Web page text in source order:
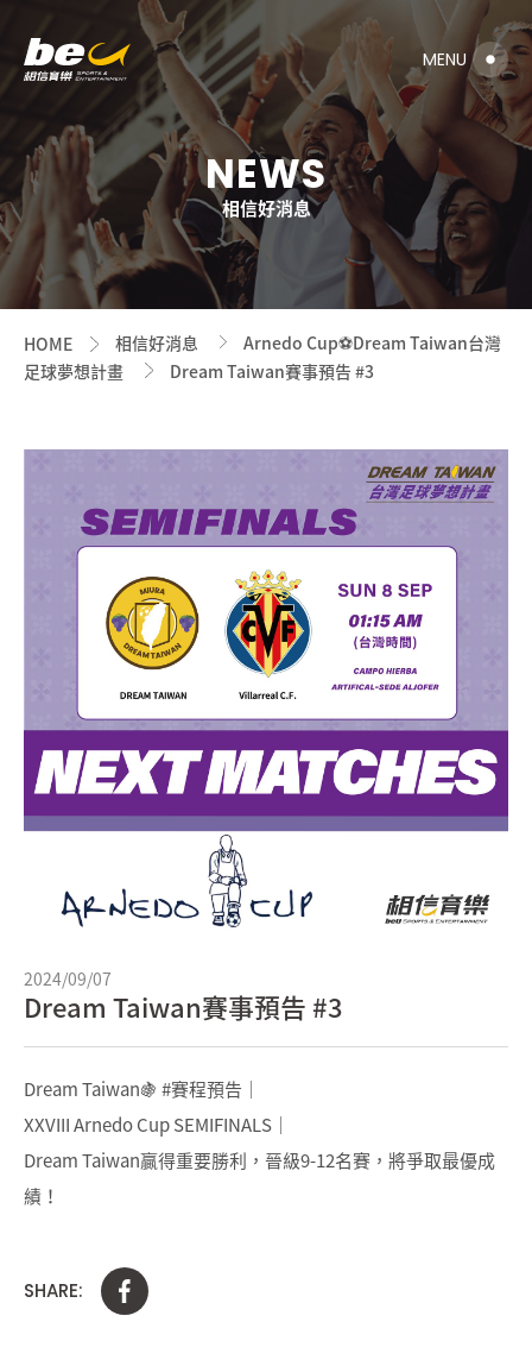
NEWS
相信好消息
HOME 相信好消息
Arnedo Cup⚽️Dream Taiwan台灣
足球夢想計畫
Dream Taiwan賽事預告 #3
2024/09/07
Dream Taiwan賽事預告 #3
Dream Taiwan🍇 #賽程預告｜
XXVIII Arnedo Cup SEMIFINALS｜
Dream Taiwan贏得重要勝利，晉級9-12名賽，將爭取最優成
績！
SHARE: